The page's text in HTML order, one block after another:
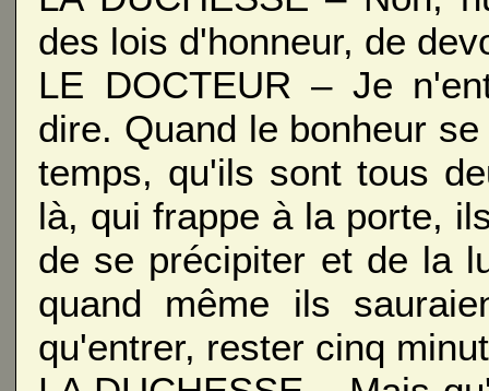
des lois d'honneur, de
LE DOCTEUR – Je
dire. Quand le bonheur
temps, qu'ils sont tous
là, qui frappe à la porte,
de se précipiter et de la
quand même ils
qu'entrer, rester cinq